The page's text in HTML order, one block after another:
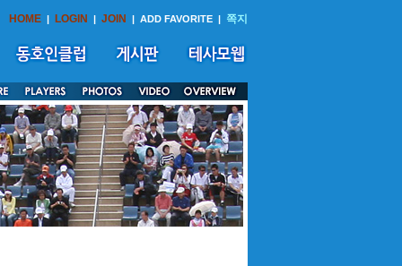
HOME | LOGIN | JOIN | ADD FAVORITE | 쪽지